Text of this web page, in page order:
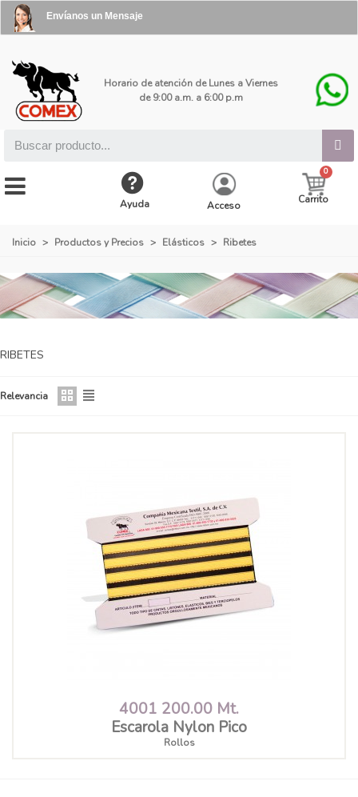
Envíanos un Mensaje
Horario de atención de Lunes a Viernes
de 9:00 a.m. a 6:00 p.m
Ayuda Acceso Carrito
Inicio > Productos y Precios > Elásticos > Ribetes
RIBETES
Relevancia
4001 200.00 Mt.
Escarola Nylon Pico
Rollos